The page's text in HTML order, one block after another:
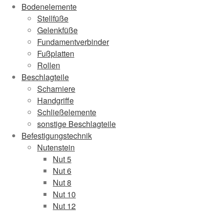
Bodenelemente
Stellfüße
Gelenkfüße
Fundamentverbinder
Fußplatten
Rollen
Beschlagteile
Scharniere
Handgriffe
Schließelemente
sonstige Beschlagteile
Befestigungstechnik
Nutenstein
Nut 5
Nut 6
Nut 8
Nut 10
Nut 12